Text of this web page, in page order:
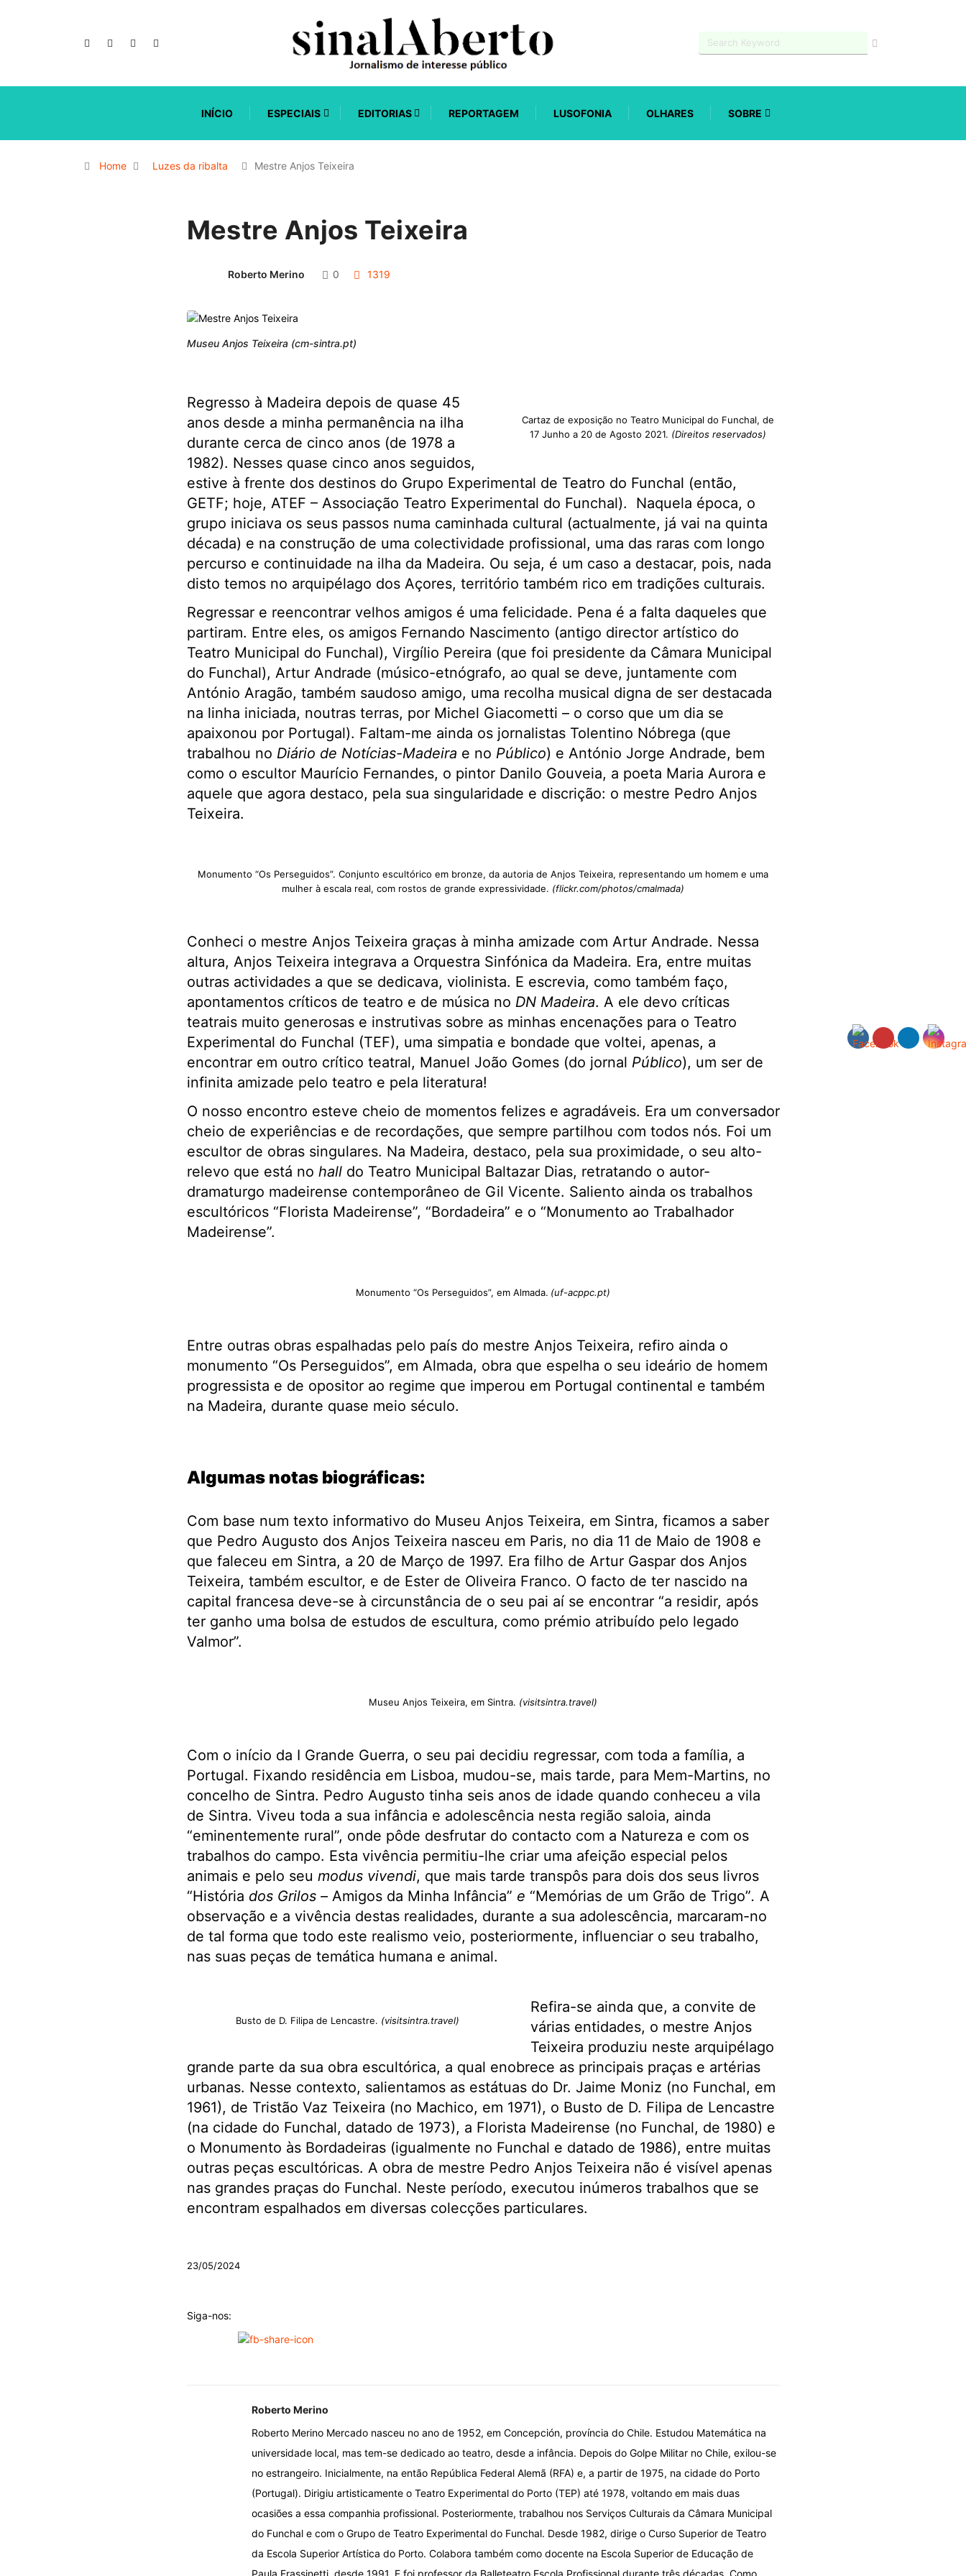
INÍCIO ESPECIAIS EDITORIAS REPORTAGEM LUSOFONIA OLHARES SOBRE
Home Luzes da ribalta Mestre Anjos Teixeira
Mestre Anjos Teixeira
Roberto Merino 0 1319
Museu Anjos Teixeira (cm-sintra.pt)
Cartaz de exposição no Teatro Municipal do Funchal, de
17 Junho a 20 de Agosto 2021. (Direitos reservados)
Regresso à Madeira depois de quase 45
anos desde a minha permanência na ilha
durante cerca de cinco anos (de 1978 a
1982). Nesses quase cinco anos seguidos,
estive à frente dos destinos do Grupo Experimental de Teatro do Funchal (então,
GETF; hoje, ATEF – Associação Teatro Experimental do Funchal). Naquela época, o
grupo iniciava os seus passos numa caminhada cultural (actualmente, já vai na quinta
década) e na construção de uma colectividade profissional, uma das raras com longo
percurso e continuidade na ilha da Madeira. Ou seja, é um caso a destacar, pois, nada
disto temos no arquipélago dos Açores, território também rico em tradições culturais.
Regressar e reencontrar velhos amigos é uma felicidade. Pena é a falta daqueles que
partiram. Entre eles, os amigos Fernando Nascimento (antigo director artístico do
Teatro Municipal do Funchal), Virgílio Pereira (que foi presidente da Câmara Municipal
do Funchal), Artur Andrade (músico-etnógrafo, ao qual se deve, juntamente com
António Aragão, também saudoso amigo, uma recolha musical digna de ser destacada
na linha iniciada, noutras terras, por Michel Giacometti – o corso que um dia se
apaixonou por Portugal). Faltam-me ainda os jornalistas Tolentino Nóbrega (que
trabalhou no Diário de Notícias-Madeira e no Público) e António Jorge Andrade, bem
como o escultor Maurício Fernandes, o pintor Danilo Gouveia, a poeta Maria Aurora e
aquele que agora destaco, pela sua singularidade e discrição: o mestre Pedro Anjos
Teixeira.
Monumento “Os Perseguidos”. Conjunto escultórico em bronze, da autoria de Anjos Teixeira, representando um homem e uma
mulher à escala real, com rostos de grande expressividade. (flickr.com/photos/cmalmada)
Conheci o mestre Anjos Teixeira graças à minha amizade com Artur Andrade. Nessa
altura, Anjos Teixeira integrava a Orquestra Sinfónica da Madeira. Era, entre muitas
outras actividades a que se dedicava, violinista. E escrevia, como também faço,
apontamentos críticos de teatro e de música no DN Madeira. A ele devo críticas
teatrais muito generosas e instrutivas sobre as minhas encenações para o Teatro
Experimental do Funchal (TEF), uma simpatia e bondade que voltei, apenas, a
encontrar em outro crítico teatral, Manuel João Gomes (do jornal Público), um ser de
infinita amizade pelo teatro e pela literatura!
O nosso encontro esteve cheio de momentos felizes e agradáveis. Era um conversador
cheio de experiências e de recordações, que sempre partilhou com todos nós. Foi um
escultor de obras singulares. Na Madeira, destaco, pela sua proximidade, o seu alto-
relevo que está no halldo Teatro Municipal Baltazar Dias, retratando o autor-
dramaturgo madeirense contemporâneo de Gil Vicente. Saliento ainda os trabalhos
escultóricos “Florista Madeirense”, “Bordadeira” e o “Monumento ao Trabalhador
Madeirense”.
Monumento “Os Perseguidos”, em Almada. (uf-acppc.pt)
Entre outras obras espalhadas pelo país do mestre Anjos Teixeira, refiro ainda o
monumento “Os Perseguidos”, em Almada, obra que espelha o seu ideário de homem
progressista e de opositor ao regime que imperou em Portugal continental e também
na Madeira, durante quase meio século.
Algumas notas biográficas:
Com base num texto informativo do Museu Anjos Teixeira, em Sintra, ficamos a saber
que Pedro Augusto dos Anjos Teixeira nasceu em Paris, no dia 11 de Maio de 1908 e
que faleceu em Sintra, a 20 de Março de 1997. Era filho de Artur Gaspar dos Anjos
Teixeira, também escultor, e de Ester de Oliveira Franco. O facto de ter nascido na
capital francesa deve-se à circunstância de o seu pai aí se encontrar “a residir, após
ter ganho uma bolsa de estudos de escultura, como prémio atribuído pelo legado
Valmor”.
Museu Anjos Teixeira, em Sintra. (visitsintra.travel)
Com o início da I Grande Guerra, o seu pai decidiu regressar, com toda a família, a
Portugal. Fixando residência em Lisboa, mudou-se, mais tarde, para Mem-Martins, no
concelho de Sintra. Pedro Augusto tinha seis anos de idade quando conheceu a vila
de Sintra. Viveu toda a sua infância e adolescência nesta região saloia, ainda
“eminentemente rural”, onde pôde desfrutar do contacto com a Natureza e com os
trabalhos do campo. Esta vivência permitiu-lhe criar uma afeição especial pelos
animais e pelo seu modus vivendi, que mais tarde transpôs para dois dos seus livros
“História dos Grilos – Amigos da Minha Infância” e “Memórias de um Grão de Trigo”. A
observação e a vivência destas realidades, durante a sua adolescência, marcaram-no
de tal forma que todo este realismo veio, posteriormente, influenciar o seu trabalho,
nas suas peças de temática humana e animal.
Busto de D. Filipa de Lencastre. (visitsintra.travel)
Refira-se ainda que, a convite de
várias entidades, o mestre Anjos
Teixeira produziu neste arquipélago
grande parte da sua obra escultórica, a qual enobrece as principais praças e artérias
urbanas. Nesse contexto, salientamos as estátuas do Dr. Jaime Moniz (no Funchal, em
1961), de Tristão Vaz Teixeira (no Machico, em 1971), o Busto de D. Filipa de Lencastre
(na cidade do Funchal, datado de 1973), a Florista Madeirense (no Funchal, de 1980) e
o Monumento às Bordadeiras (igualmente no Funchal e datado de 1986), entre muitas
outras peças escultóricas. A obra de mestre Pedro Anjos Teixeira não é visível apenas
nas grandes praças do Funchal. Neste período, executou inúmeros trabalhos que se
encontram espalhados em diversas colecções particulares.
23/05/2024
Siga-nos:
Roberto Merino
Roberto Merino Mercado nasceu no ano de 1952, em Concepción, província do Chile. Estudou Matemática na
universidade local, mas tem-se dedicado ao teatro, desde a infância. Depois do Golpe Militar no Chile, exilou-se
no estrangeiro. Inicialmente, na então República Federal Alemã (RFA) e, a partir de 1975, na cidade do Porto
(Portugal). Dirigiu artisticamente o Teatro Experimental do Porto (TEP) até 1978, voltando em mais duas
ocasiões a essa companhia profissional. Posteriormente, trabalhou nos Serviços Culturais da Câmara Municipal
do Funchal e com o Grupo de Teatro Experimental do Funchal. Desde 1982, dirige o Curso Superior de Teatro
da Escola Superior Artística do Porto. Colabora também como docente na Escola Superior de Educação de